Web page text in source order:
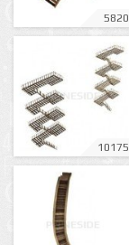
5820
10175